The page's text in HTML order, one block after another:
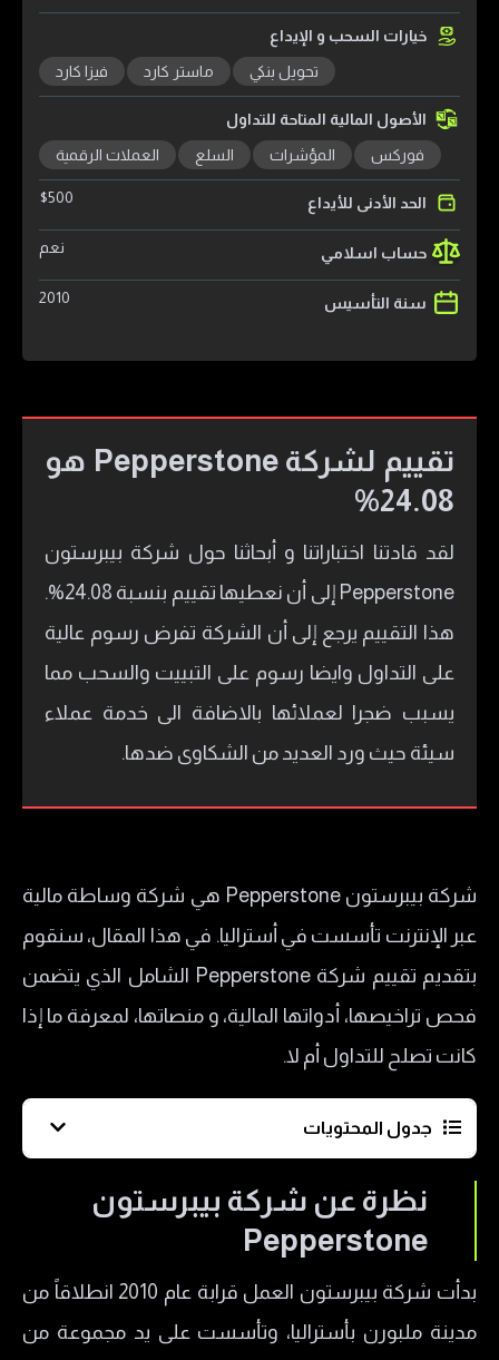
خيارات السحب و الإيداع
تحويل بنكي ماستر كارد فيزا كارد
الأصول المالية المتاحة للتداول
فوركس المؤشرات السلع العملات الرقمية
الحد الأدنى للأيداع $500
حساب اسلامي نعم
سنة التأسيس 2010
تقييم لشركة Pepperstone هو
24.08%
لقد قادتنا اختباراتنا و أبحاثنا حول شركة بيبرستون
Pepperstone إلى أن نعطيها تقييم بنسبة 24.08%.
هذا التقييم يرجع إلى أن الشركة تفرض رسوم عالية
على التداول وايضا رسوم على التبييت والسحب مما
يسبب ضجرا لعملائها بالاضافة الى خدمة عملاء
سيئة حيث ورد العديد من الشكاوى ضدها.
شركة بيبرستون Pepperstone هي شركة وساطة مالية
عبر الإنترنت تأسست في أستراليا. في هذا المقال، سنقوم
بتقديم تقييم شركة Pepperstone الشامل الذي يتضمن
فحص تراخيصها، أدواتها المالية، و منصاتها، لمعرفة ما إذا
كانت تصلح للتداول أم لا.
جدول المحتويات
نظرة عن شركة بيبرستون Pepperstone
ما هي تراخيص شركة بيبرستون Pepperstone
منتجات التداول لدى شركة بيبرستون Pepperstone
نظرة عن شركة بيبرستون
Pepperstone
بدأت شركة بيبرستون العمل قرابة عام 2010 انطلاقاً من
مدينة ملبورن بأستراليا، وتأسست على يد مجموعة من